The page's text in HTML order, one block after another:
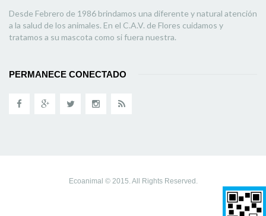
Desde Febrero de 1986 brindamos una diferente y natural atención
a la salud de los animales. En el C.A.V. de Flores cuidamos y
tratamos a su mascota como si fuera nuestra.
PERMANECE CONECTADO
Ecoanimal © 2015. All Rights Reserved.